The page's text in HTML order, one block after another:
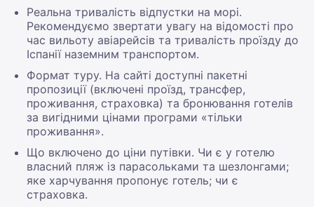
Реальна тривалість відпустки на морі.
Рекомендуємо звертати увагу на відомості про
час вильоту авіарейсів та тривалість проїзду до
Іспанії наземним транспортом.
Формат туру. На сайті доступні пакетні
пропозиції (включені проїзд, трансфер,
проживання, страховка) та бронювання готелів
за вигідними цінами програми «тільки
проживання».
Що включено до ціни путівки. Чи є у готелю
власний пляж із парасольками та шезлонгами;
яке харчування пропонує готель; чи є
страховка.